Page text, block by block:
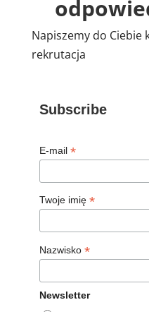
Napiszemy do Ciebie
rekrutacja
Subscribe
E-mail *
Twoje imię *
Nazwisko *
Newsletter